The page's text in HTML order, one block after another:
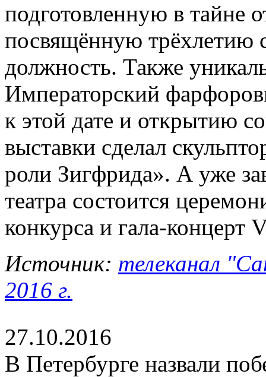
подготовленную в тайне
посвящённую трёхлетию
должность. Также
Императорский
к этой дате и открытию
выставки сделал
роли Зигфрида». А уже
театра состоится
конкурса и гала-концерт
Источник: телеканал
2016 г.
27.10.2016
В Петербурге назвали